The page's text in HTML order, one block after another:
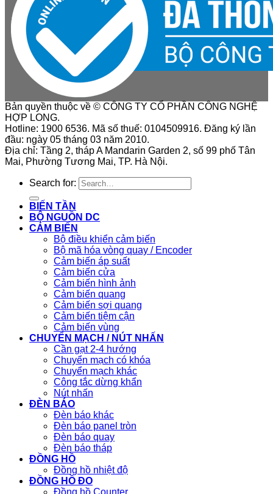
Bản quyền thuộc về © CÔNG TY CỔ PHẦN CÔNG NGHỆ
HỢP LONG.
Hotline: 1900 6536. Mã số thuế: 0104509916. Đăng ký lần
đầu: ngày 05 tháng 03 năm 2010.
Địa chỉ: Tầng 2, tháp A Mandarin Garden 2, số 99 phố Tân
Mai, Phường Tương Mai, TP. Hà Nội.
Search for:
BIẾN TẦN
BỘ NGUỒN DC
CẢM BIẾN
Bộ điều khiển cảm biến
Bộ mã hóa vòng quay / Encoder
Cảm biến áp suất
Cảm biến cửa
Cảm biến hình ảnh
Cảm biến quang
Cảm biến sợi quang
Cảm biến tiệm cận
Cảm biến vùng
CHUYỂN MẠCH / NÚT NHẤN
Cần gạt 2-4 hướng
Chuyển mạch có khóa
Chuyển mạch khác
Công tắc dừng khẩn
Nút nhấn
ĐÈN BÁO
Đèn báo khác
Đèn báo panel tròn
Đèn báo quay
Đèn báo tháp
ĐỒNG HỒ
Đồng hồ nhiệt độ
ĐỒNG HỒ ĐO